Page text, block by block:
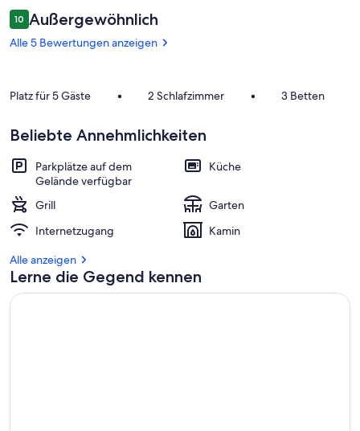
Wohnbereich
Bewertungen
1010 von 10.
Außergewöhnlich
Alle 5 Bewertungen anzeigen
Platz für 5 Gäste • 2 Schlafzimmer • 3 Betten
Beliebte Annehmlichkeiten
Parkplätze auf dem
Gelände verfügbar
Küche
Grill
Garten
Internetzugang
Kamin
Alle anzeigen
Lerne die Gegend kennen